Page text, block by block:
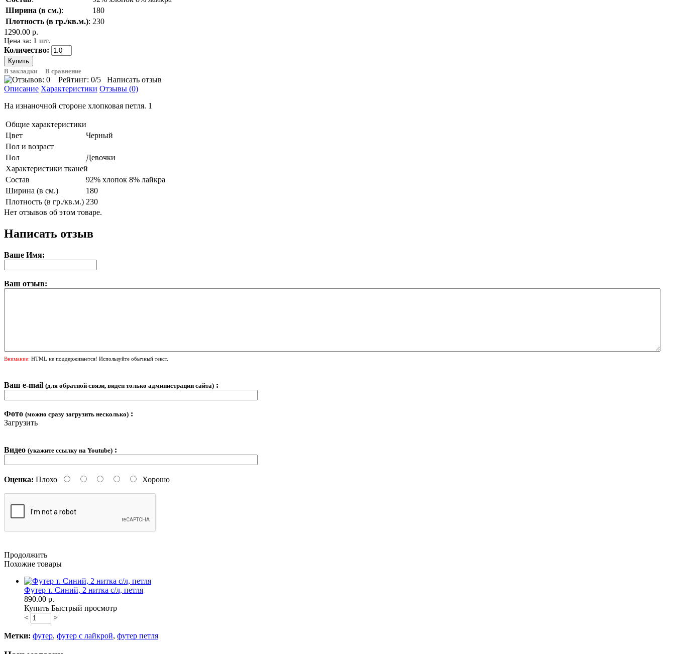
Ширина (в см.):
180
Плотность (в гр./кв.м.): 230
1290.00 р.
Цена за: 1 шт.
Количество:
В закладки В сравнение
Рейтинг: 0/5
Написать отзыв
Описание Характеристики Отзывы (0)
На изнаночной стороне хлопковая петля. 1
Общие характеристики
Цвет
Черный
Пол и возраст
Пол
Девочки
Характеристики тканей
Состав
92% хлопок 8% лайкра
Ширина (в см.)
180
Плотность (в гр./кв.м.) 230
Нет отзывов об этом товаре.
Написать отзыв
Ваше Имя:
Ваш отзыв:
Внимание: HTML не поддерживается! Используйте обычный текст.
Ваш e-mail (для обратной связи, виден только администрации сайта) :
Фото (можно сразу загрузить несколько) :
Загрузить
Видео (укажите ссылку на Youtube) :
Оценка: Плохо Хорошо
Продолжить
Похожие товары
Футер т. Синий, 2 нитка с/л, петля
890.00 р.
Купить Быстрый просмотр
<
>
Метки: футер, футер с лайкрой, футер петля